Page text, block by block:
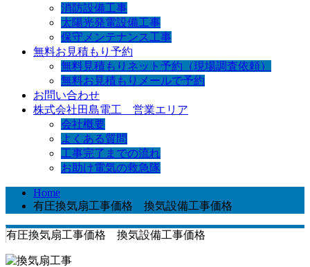
消防設備工事
太陽光発電設備工事
保守メンテナンス工事
無料お見積もり予約
無料見積もりネット予約（現場調査依頼）
無料お見積もりメールで予約
お問い合わせ
株式会社田島電工 営業エリア
会社概要
よくある質問
工事完了までの流れ
お助け電気の救急隊
Home
有圧換気扇工事価格 換気設備工事価格
有圧換気扇工事価格 換気設備工事価格